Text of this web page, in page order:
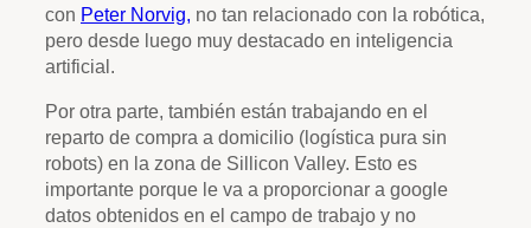
con Peter Norvig, no tan relacionado con la robótica,
pero desde luego muy destacado en inteligencia
artificial.
Por otra parte, también están trabajando en el
reparto de compra a domicilio (logística pura sin
robots) en la zona de Sillicon Valley. Esto es
importante porque le va a proporcionar a google
datos obtenidos en el campo de trabajo y no